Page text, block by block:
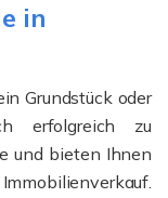
in
Grundstück oder
erfolgreich zu
und bieten Ihnen